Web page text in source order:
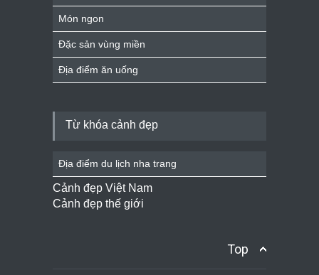
Món ngon
Đặc sản vùng miền
Địa điểm ăn uống
Từ khóa cảnh đẹp
Địa điểm du lịch nha trang
Cảnh đẹp Việt Nam
Cảnh đẹp thế giới
Top